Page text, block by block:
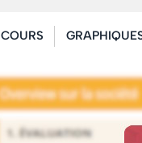
COURS